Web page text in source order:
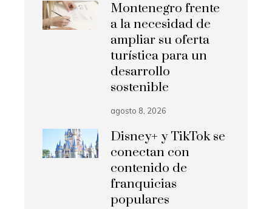
Montenegro frente
a la necesidad de
ampliar su oferta
turística para un
desarrollo
sostenible
agosto 8, 2026
Disney+ y TikTok se
conectan con
contenido de
franquicias
populares